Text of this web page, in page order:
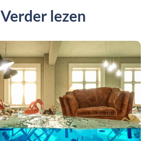
Verder lezen